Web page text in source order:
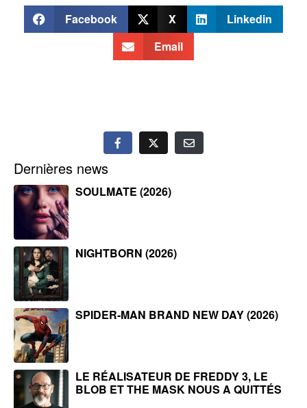
Facebook X
Linkedin
Email
Dernières news
SOULMATE (2026)
NIGHTBORN (2026)
SPIDER-MAN BRAND NEW DAY (2026)
LE RÉALISATEUR DE FREDDY 3, LE
BLOB ET THE MASK NOUS A QUITTÉS